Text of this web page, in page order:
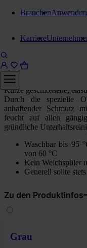
Branchen
Karriere
Stangl
Blau
Kurze geschlossene,
Durch die spezielle
anhaftender Schmutz
feucht auf allen
gründliche
Waschbar bis 95
von 60 °C
Kein Weichspüler
Generell sollte
Zu den Produktinfos
Grau